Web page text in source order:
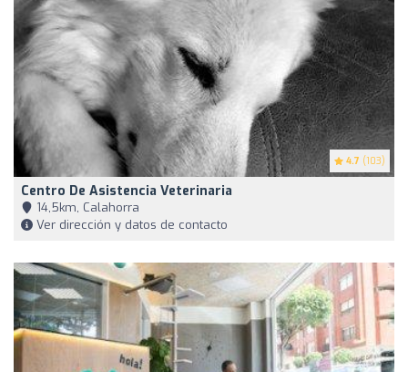
4.7 (103)
Centro De Asistencia Veterinaria
14,5km, Calahorra
Ver dirección y datos de contacto